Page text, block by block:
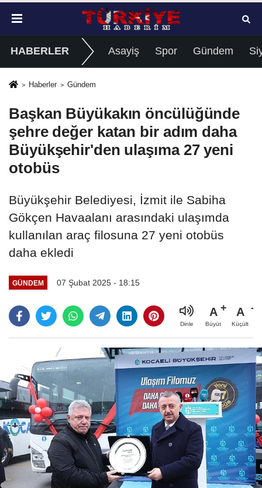
HABERLER Asayiş Spor Gündem
Haberler Gündem
Başkan Büyükakın öncülüğünde
şehre değer katan bir adım daha
Büyükşehir'den ulaşıma 27 yeni
otobüs
Büyükşehir Belediyesi, İzmit ile Sabiha
Gökçen Havaalanı arasındaki ulaşımda
kullanılan araç filosuna 27 yeni otobüs
daha ekledi
GÜNDEM 07 Şubat 2025 - 18:15
Dinle
A
Büyüt
A
Küçült